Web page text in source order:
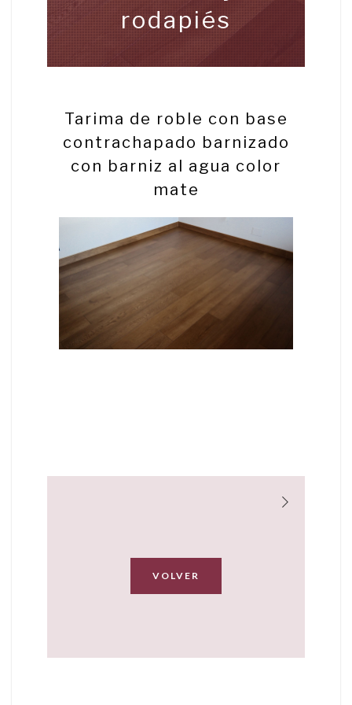
rodapiés
Tarima de roble con base
contrachapado barnizado
con barniz al agua color
mate
VOLVER